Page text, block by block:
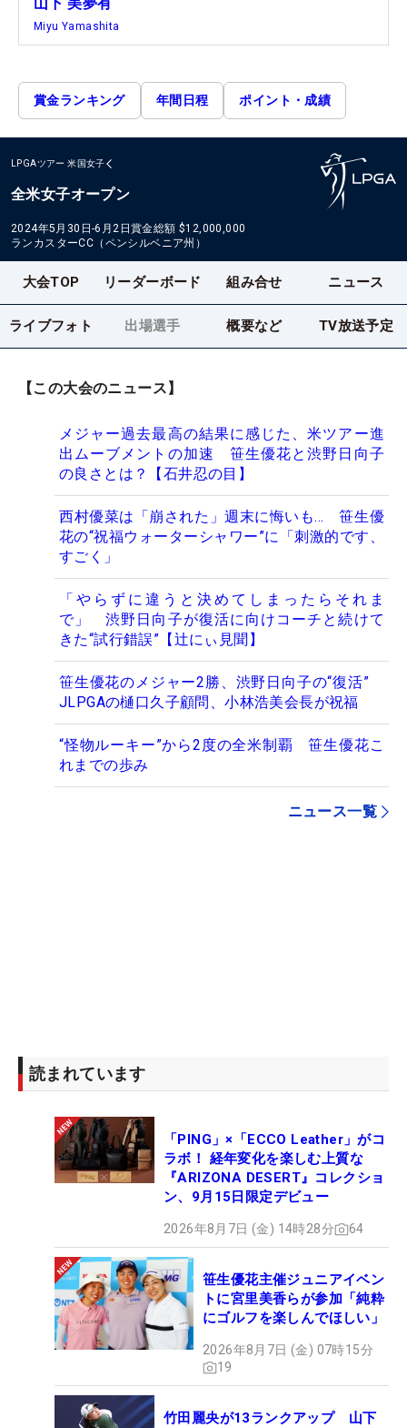
Miyu Yamashita
賞金ランキング 年間日程 ポイント・成績
LPGAツアー 米国女子
全米女子オープン
2024年5月30日-6月2日賞金総額 $12,000,000
ランカスターCC（ペンシルベニア州）
大会TOP リーダーボード 組み合せ ニュース
ライブフォト 出場選手 概要など TV放送予定
【この大会のニュース】
メジャー過去最高の結果に感じた、米ツアー進
出ムーブメントの加速 笹生優花と渋野日向子
の良さとは？【石井忍の目】
西村優菜は「崩された」週末に悔いも… 笹生優
花の“祝福ウォーターシャワー”に「刺激的です、
すごく」
「やらずに違うと決めてしまったらそれま
で」 渋野日向子が復活に向けコーチと続けて
きた“試行錯誤”【辻にぃ見聞】
笹生優花のメジャー2勝、渋野日向子の“復活”
JLPGAの樋口久子顧問、小林浩美会長が祝福
“怪物ルーキー”から2度の全米制覇 笹生優花こ
れまでの歩み
ニュース一覧
読まれています
「PING」×「ECCO Leather」がコ
ラボ！ 経年変化を楽しむ上質な
『ARIZONA DESERT』コレクショ
ン、9月15日限定デビュー
2026年8月7日 (金) 14時28分 64
笹生優花主催ジュニアイベン
トに宮里美香らが参加「純粋
にゴルフを楽しんでほしい」
2026年8月7日 (金) 07時15分
19
竹田麗央が13ランクアップ 山下